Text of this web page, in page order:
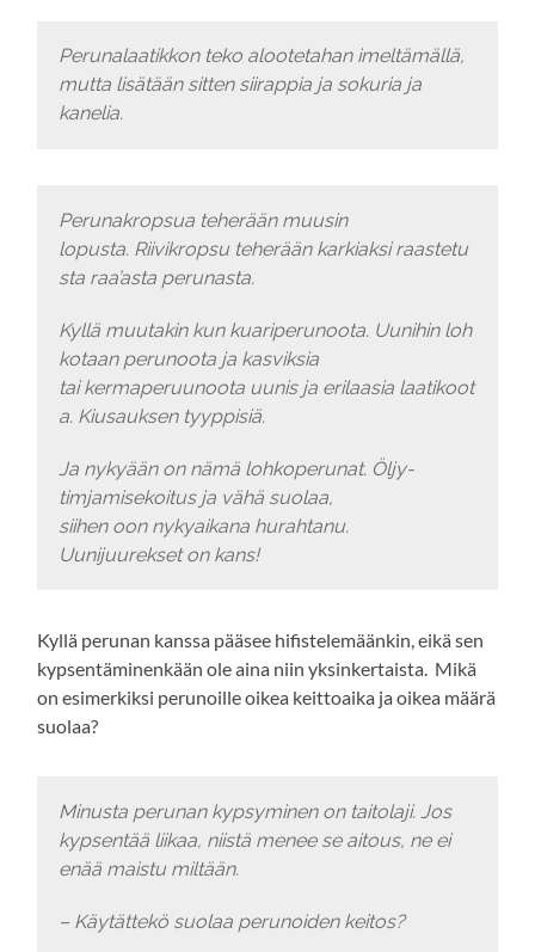
Perunalaatikkon teko alootetahan imeltämällä,
mutta lisätään sitten siirappia ja sokuria ja
kanelia.
Perunakropsua teherään muusin
lopusta. Riivikropsu teherään karkiaksi raastetu
sta raa’asta perunasta.
Kyllä muutakin kun kuariperunoota. Uunihin loh
kotaan perunoota ja kasviksia
tai kermaperuunoota uunis ja erilaasia laatikoot
a. Kiusauksen tyyppisiä.
Ja nykyään on nämä lohkoperunat. Öljy-
timjamisekoitus ja vähä suolaa,
siihen oon nykyaikana hurahtanu.
Uunijuurekset on kans!
Kyllä perunan kanssa pääsee hifistelemäänkin, eikä sen
kypsentäminenkään ole aina niin yksinkertaista. Mikä
on esimerkiksi perunoille oikea keittoaika ja oikea määrä
suolaa?
Minusta perunan kypsyminen on taitolaji. Jos
kypsentää liikaa, niistä menee se aitous, ne ei
enää maistu miltään.
– Käytättekö suolaa perunoiden keitos?